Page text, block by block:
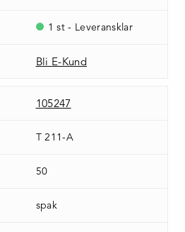
1 st - Leveransklar
Bli E-Kund
105247
T 211-A
50
spak